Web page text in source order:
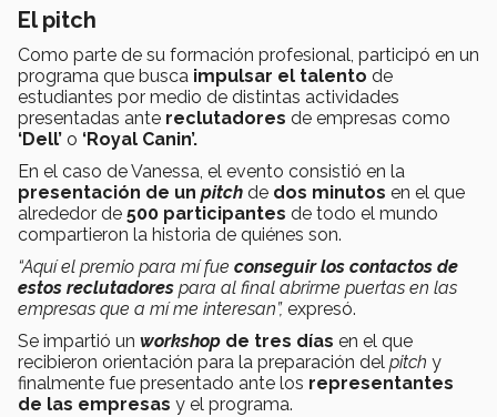
Elpitch
Como parte de su formación profesional, participó en un
programa que busca impulsar el talento de
estudiantes por medio de distintas actividades
presentadas ante reclutadores de empresas como
‘Dell’ o ‘Royal Canin’.
En el caso de Vanessa, el evento consistió en la
presentación de un pitch de dos minutos en el que
alrededor de 500 participantes de todo el mundo
compartieron la historia de quiénes son.
“Aquí el premio para mí fue conseguir los contactos de
estos reclutadores para al final abrirme puertas en las
empresas que a mí me interesan”, expresó.
Se impartió un workshop de tres días en el que
recibieron orientación para la preparación del pitch y
finalmente fue presentado ante los representantes
de las empresas y el programa.